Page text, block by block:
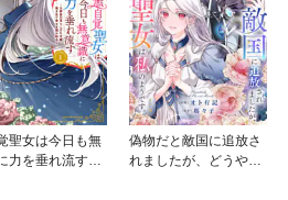
聖女は今日も無
力を垂れ流す
偽物だと敵国に追放さ
れましたが、どうやら